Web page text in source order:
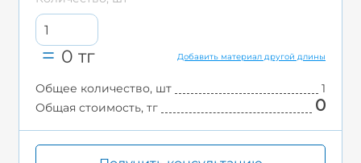
0 тг Добавить материал другой длины
Общее количество, шт
1
Общая стоимость, тг
0